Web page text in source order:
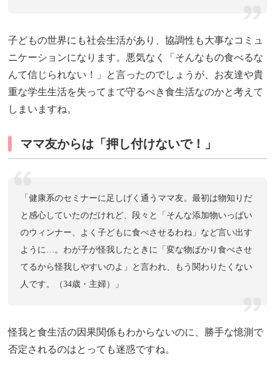
子どもの世界にも社会生活があり、協調性も大事なコミュ
ニケーションになります。悪気なく「そんなもの食べるな
んて信じられない！」と言ったのでしょうが、お友達や貴
重な学生生活を失ってまで守るべき食生活なのかと考えて
しまいますね。
ママ友からは「押し付けないで！」
「健康系のセミナーに足しげく通うママ友。最初は物知りだ
と感心していたのだけれど、段々と「そんな添加物いっぱい
のウィンナー、よく子どもに食べさせるわね」など言い出す
ように…。わが子が怪我したときに「変な物ばかり食べさせ
てるから怪我しやすいのよ」と言われ、もう関わりたくない
人です。（34歳・主婦）」
怪我と食生活の因果関係もわからないのに、勝手な憶測で
否定されるのはとっても迷惑ですね。